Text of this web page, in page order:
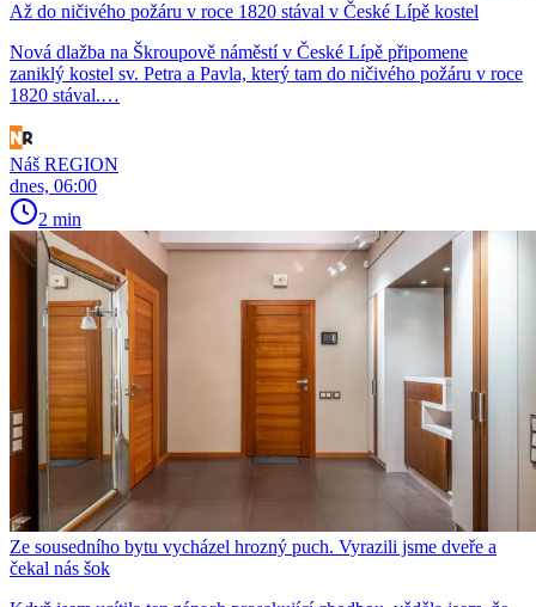
Až do ničivého požáru v roce 1820 stával v České Lípě kostel
Nová dlažba na Škroupově náměstí v České Lípě připomene
zaniklý kostel sv. Petra a Pavla, který tam do ničivého požáru v roce
1820 stával.…
Náš REGION
dnes, 06:00
2 min
Ze sousedního bytu vycházel hrozný puch. Vyrazili jsme dveře a
čekal nás šok